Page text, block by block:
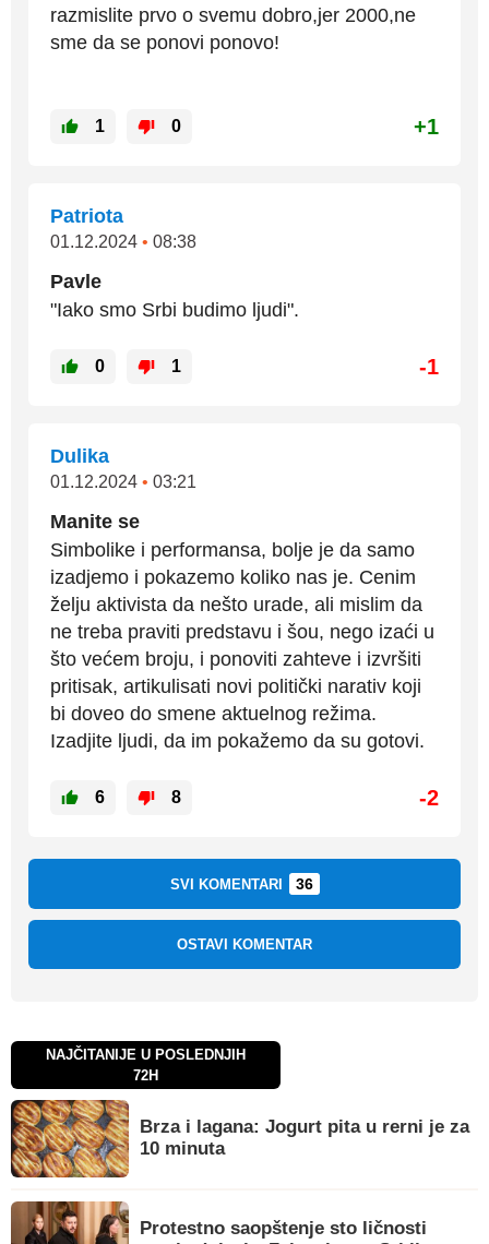
razmislite prvo o svemu dobro,jer 2000,ne
sme da se ponovi ponovo!
1 0 +1
Patriota
01.12.2024 • 08:38
Pavle
"Iako smo Srbi budimo ljudi".
0 1 -1
Dulika
01.12.2024 • 03:21
Manite se
Simbolike i performansa, bolje je da samo
izadjemo i pokazemo koliko nas je. Cenim
želju aktivista da nešto urade, ali mislim da
ne treba praviti predstavu i šou, nego izaći u
što većem broju, i ponoviti zahteve i izvršiti
pritisak, artikulisati novi politički narativ koji
bi doveo do smene aktuelnog režima.
Izadjite ljudi, da im pokažemo da su gotovi.
6 8 -2
SVI KOMENTARI 36
OSTAVI KOMENTAR
NAJČITANIJE U POSLEDNJIH
72H
Brza i lagana: Jogurt pita u rerni je za
10 minuta
Protestno saopštenje sto ličnosti